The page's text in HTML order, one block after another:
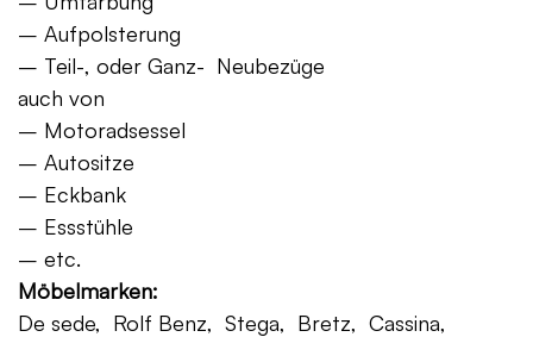
– Aufpolsterung
– Teil-, oder Ganz- Neubezüge
auch von
– Motoradsessel
– Autositze
– Eckbank
– Essstühle
– etc.
Möbelmarken:
De sede, Rolf Benz, Stega, Bretz, Cassina,